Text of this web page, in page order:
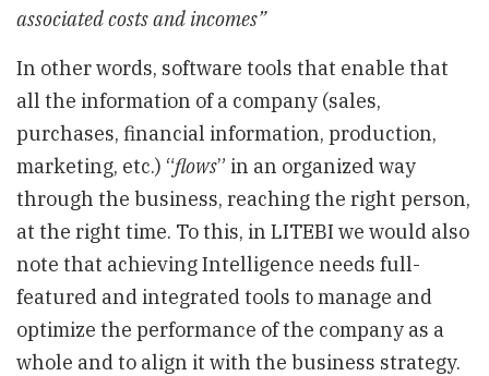
associated costs and incomes”
In other words, software tools that enable that
all the information of a company (sales,
purchases, financial information, production,
marketing, etc.) “flows” in an organized way
through the business, reaching the right person,
at the right time. To this, in LITEBI we would also
note that achieving Intelligence needs full-
featured and integrated tools to manage and
optimize the performance of the company as a
whole and to align it with the business strategy.